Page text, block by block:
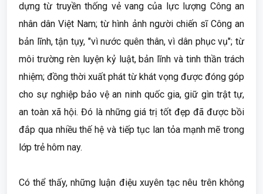
dựng từ truyền thống vẻ vang của lực lượng Công an
nhân dân Việt Nam; từ hình ảnh người chiến sĩ Công an
bản lĩnh, tận tụy, "vì nước quên thân, vì dân phục vụ"; từ
môi trường rèn luyện kỷ luật, bản lĩnh và tinh thần trách
nhiệm; đồng thời xuất phát từ khát vọng được đóng góp
cho sự nghiệp bảo vệ an ninh quốc gia, giữ gìn trật tự,
an toàn xã hội. Đó là những giá trị tốt đẹp đã được bồi
đắp qua nhiều thế hệ và tiếp tục lan tỏa mạnh mẽ trong
lớp trẻ hôm nay.
Có thể thấy, những luận điệu xuyên tạc nêu trên không